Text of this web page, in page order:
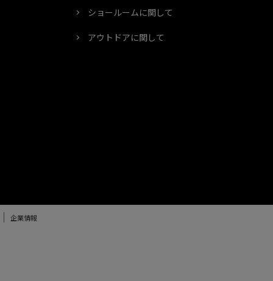
ショールームに関して
アウトドアに関して
企業情報